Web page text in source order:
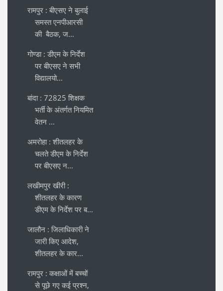
रामपुर : बीएसए ने बुलाई
समस्त एनपीआरसी
की बैठक, ज...
गोण्डा : डीएम के निर्देश
पर बीएसए ने सभी
विद्यालयो...
बांदा : 72825 शिक्षक
भर्ती के अंतर्गत नियमित
वेतन ...
अमरोहा : शीतलहर के
चलते डीएम के निर्देश
पर बीएसए न...
लखीमपुर खीरी :
शीतलहर के कारण
डीएम के निर्देश पर ब...
जालौन : जिलाधिकारी ने
जारी किए आदेश,
शीतलहर के कार...
रामपुर : कक्षाओं में बच्चों
से पूछे गए कई प्रश्न,